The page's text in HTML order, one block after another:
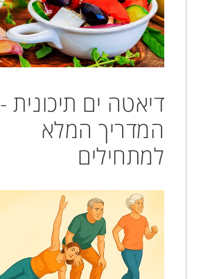
דיאטה ים תיכונית -
המדריך המלא
למתחילים